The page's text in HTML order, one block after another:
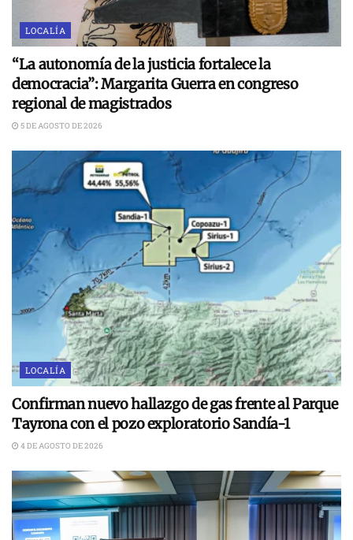
LOCALÍA
“La autonomía de la justicia fortalece la
democracia”: Margarita Guerra en congreso
regional de magistrados
5 DE AGOSTO DE 2026
LOCALÍA
Confirman nuevo hallazgo de gas frente al Parque
Tayrona con el pozo exploratorio Sandía-1
4 DE AGOSTO DE 2026